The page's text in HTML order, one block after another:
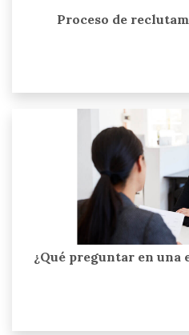
Proceso de
¿Qué preguntar en una